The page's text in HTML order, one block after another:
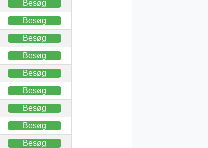
Besøg
Besøg
Besøg
Besøg
Besøg
Besøg
Besøg
Besøg
Besøg